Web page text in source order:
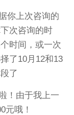
你上次咨询的
次咨询的时
时间，或一次
了10月12和13
了
！由于我上一
元哦！